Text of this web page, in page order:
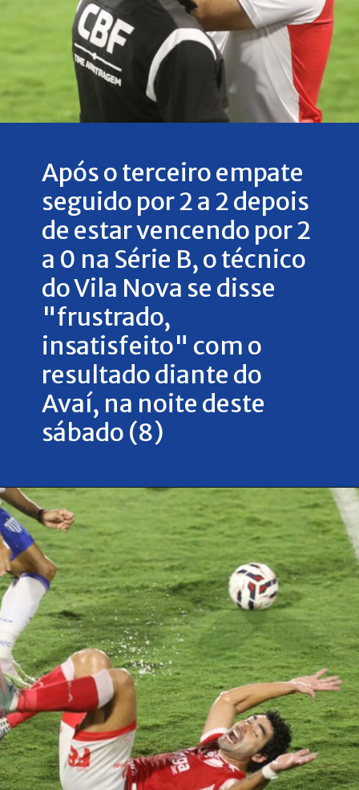
Após o terceiro empate
seguido por 2 a 2 depois
de estar vencendo por 2
a 0 na Série B, o técnico
do Vila Nova se disse
"frustrado,
insatisfeito" com o
resultado diante do
Avaí, na noite deste
sábado (8)